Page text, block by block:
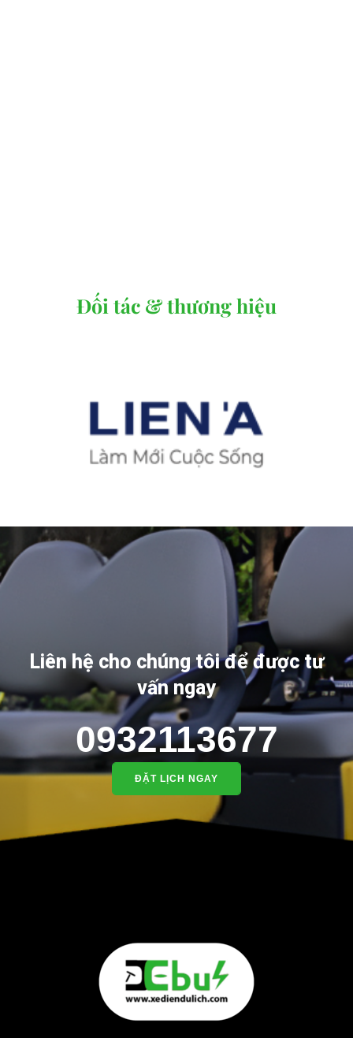
Đối tác & thương hiệu
Liên hệ cho chúng tôi để được tư
vấn ngay
0932113677
ĐẶT LỊCH NGAY